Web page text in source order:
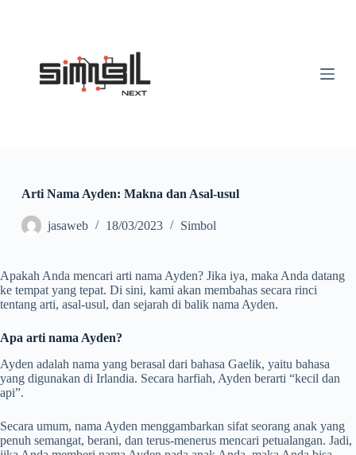
Arti Nama Ayden: Makna dan Asal-usul
jasaweb 18/03/2023 Simbol
Apakah Anda mencari arti nama Ayden? Jika iya, maka Anda datang
ke tempat yang tepat. Di sini, kami akan membahas secara rinci
tentang arti, asal-usul, dan sejarah di balik nama Ayden.
Apa arti nama Ayden?
Ayden adalah nama yang berasal dari bahasa Gaelik, yaitu bahasa
yang digunakan di Irlandia. Secara harfiah, Ayden berarti “kecil dan
api”.
Secara umum, nama Ayden menggambarkan sifat seorang anak yang
penuh semangat, berani, dan terus-menerus mencari petualangan. Jadi,